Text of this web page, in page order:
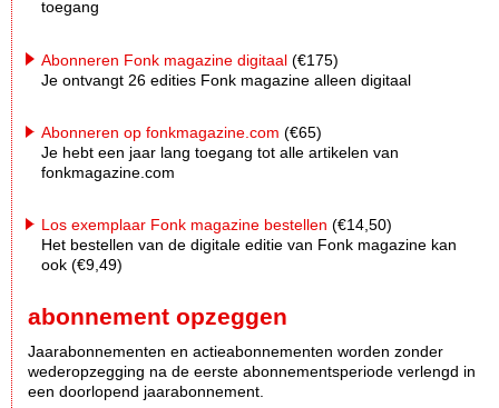
toegang
Abonneren Fonk magazine digitaal (€175)
Je ontvangt 26 edities Fonk magazine alleen digitaal
Abonneren op fonkmagazine.com (€65)
Je hebt een jaar lang toegang tot alle artikelen van
fonkmagazine.com
Los exemplaar Fonk magazine bestellen (€14,50)
Het bestellen van de digitale editie van Fonk magazine kan
ook (€9,49)
abonnement opzeggen
Jaarabonnementen en actieabonnementen worden zonder
wederopzegging na de eerste abonnementsperiode verlengd in
een doorlopend jaarabonnement.